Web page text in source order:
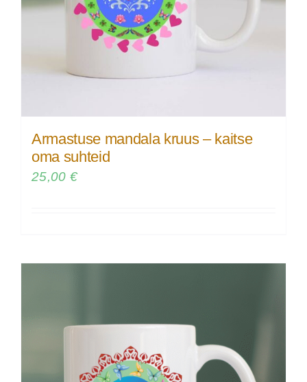
Armastuse mandala kruus – kaitse
oma suhteid
25,00 €